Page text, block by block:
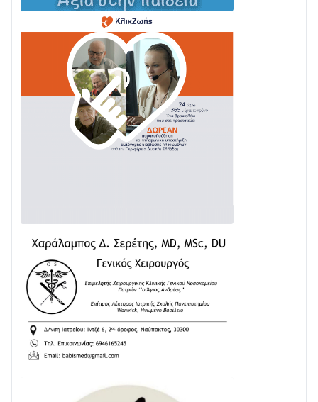
Με Αρχιερατική Λαμπρότητα η Πανήγυρη της
Μεταμορφώσεως του Σωτήρος στο Γολέμι
03/08 • 07:45
Ενισχύεται η Πολιτική Προστασία στο Δήμο Αγρινίου
με δύο νέα υδροφόρα οχήματα
02/08 • 18:26
Διαβάστε την «Ναυπακτία» που κυκλοφορεί
31/07 • 08:16
24/07 • 11:31
ΕΚΤΑΚΤΟ – ΝΑΥΠΑΚΤΙΑ: ΣΥΝΑΓΕΡΜΟΣ ΣΤΗΝ
ΠΥΡΟΣΒΕΣΤΙΚΗ ΓΙΑ ΦΩΤΙΑ ΣΤΟΝ ΑΓΙΟ ΗΛΙΑ ΠΡΙΝ ΤΗ
ΓΡΑΝΙΤΣΑ
24/07 • 11:03